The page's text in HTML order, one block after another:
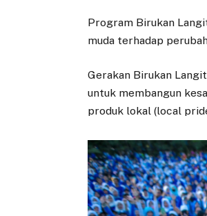
Program Birukan
muda terhadap
Gerakan Birukan
untuk membangun
produk lokal (local